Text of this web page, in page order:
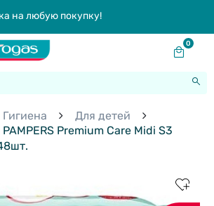
на любую покупку!
0
Гигиена
Для детей
PAMPERS Premium Care Midi S3